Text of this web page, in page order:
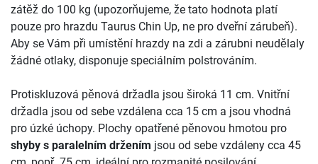
zátěž do 100 kg (upozorňujeme, že tato hodnota platí
pouze pro hrazdu Taurus Chin Up, ne pro dveřní zárubeň).
Aby se Vám při umístění hrazdy na zdi a zárubni neudělaly
žádné otlaky, disponuje speciálním polstrováním.
Protiskluzová pěnová držadla jsou široká 11 cm. Vnitřní
držadla jsou od sebe vzdálena cca 15 cm a jsou vhodná
pro úzké úchopy. Plochy opatřené pěnovou hmotou pro
shyby s paralelním držením jsou od sebe vzdáleny cca 45